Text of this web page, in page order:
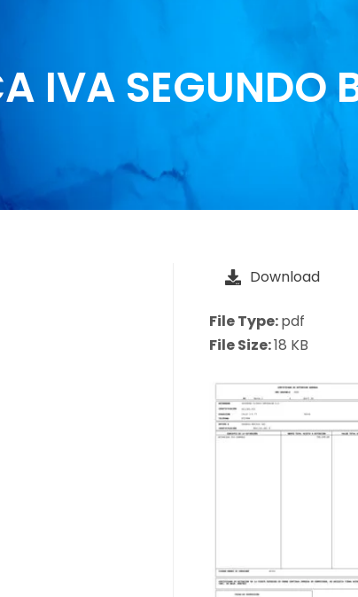
IVA SEGUNDO
Download
File Type:pdf
File Size:18 KB